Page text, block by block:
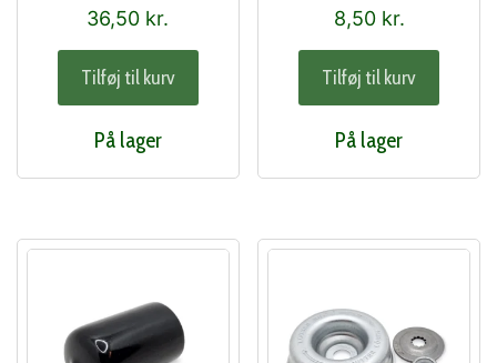
36,50 kr.
Tilføj til kurv
På lager
8,50 kr.
Tilføj til kurv
På lager